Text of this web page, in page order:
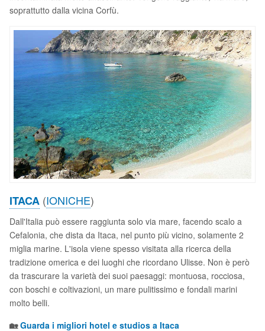
soprattutto dalla vicina Corfù.
ITACA (IONICHE)
Dall'Italia può essere raggiunta solo via mare, facendo scalo a
Cefalonia, che dista da Itaca, nel punto più vicino, solamente 2
miglia marine. L'isola viene spesso visitata alla ricerca della
tradizione omerica e dei luoghi che ricordano Ulisse. Non è però
da trascurare la varietà dei suoi paesaggi: montuosa, rocciosa,
con boschi e coltivazioni, un mare pulitissimo e fondali marini
molto belli.
🏡Guarda i migliori hotel e studios a Itaca